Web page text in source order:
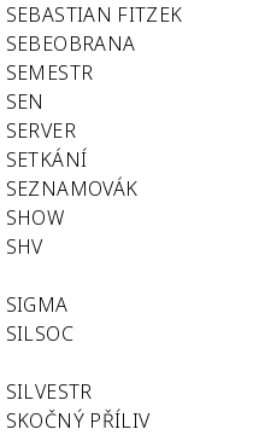
SEBASTIAN FITZEK
SEBEOBRANA
SEMESTR
SEN
SERVER
SETKÁNÍ
SEZNAMOVÁK
SHOW
SHV
SIGMA
SILSOC
SILVESTR
SKOČNÝ PŘÍLIV